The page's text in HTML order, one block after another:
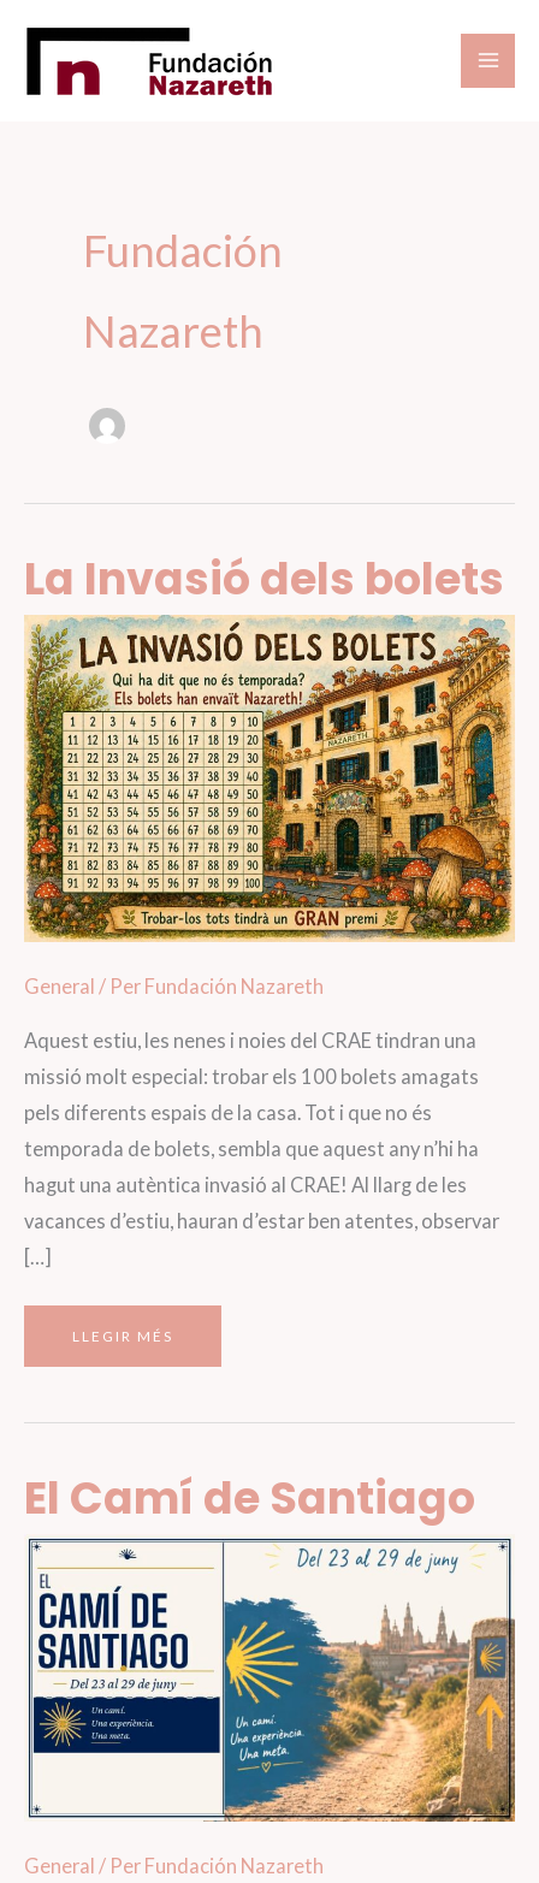
contingut
Fundación
Nazareth
La Invasió dels bolets
General / Per Fundación Nazareth
Aquest estiu, les nenes i noies del CRAE tindran una
missió molt especial: trobar els 100 bolets amagats
pels diferents espais de la casa. Tot i que no és
temporada de bolets, sembla que aquest any n’hi ha
hagut una autèntica invasió al CRAE! Al llarg de les
vacances d’estiu, hauran d’estar ben atentes, observar
[…]
LA
LLEGIR MÉS
El Camí de Santiago
General / Per Fundación Nazareth